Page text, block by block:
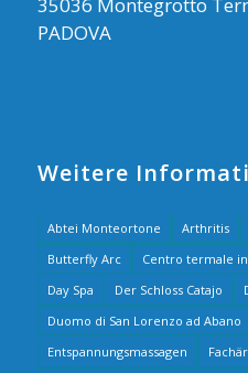
PADOVA
Weitere
Abtei Monteortone Arthritis
Butterfly Arc
Centro termale
Day Spa
Der Schloss Catajo
Duomo di San Lorenzo ad Abano
Entspannungsmassagen